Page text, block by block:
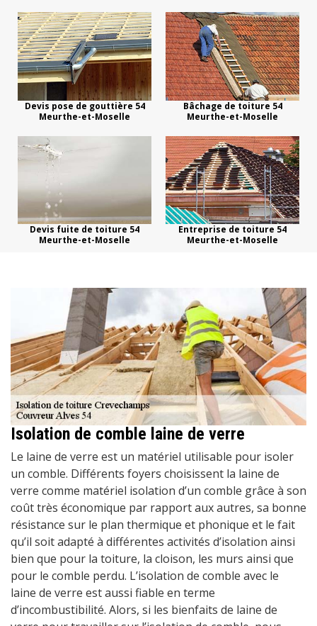
Devis pose de gouttière 54
Meurthe-et-Moselle
Bâchage de toiture 54
Meurthe-et-Moselle
Devis fuite de toiture 54
Meurthe-et-Moselle
Entreprise de toiture 54
Meurthe-et-Moselle
Isolation de comble laine de verre
Le laine de verre est un matériel utilisable pour isoler
un comble. Différents foyers choisissent la laine de
verre comme matériel isolation d’un comble grâce à son
coût très économique par rapport aux autres, sa bonne
résistance sur le plan thermique et phonique et le fait
qu’il soit adapté à différentes activités d’isolation ainsi
bien que pour la toiture, la cloison, les murs ainsi que
pour le comble perdu. L’isolation de comble avec le
laine de verre est aussi fiable en terme
d’incombustibilité. Alors, si les bienfaits de laine de